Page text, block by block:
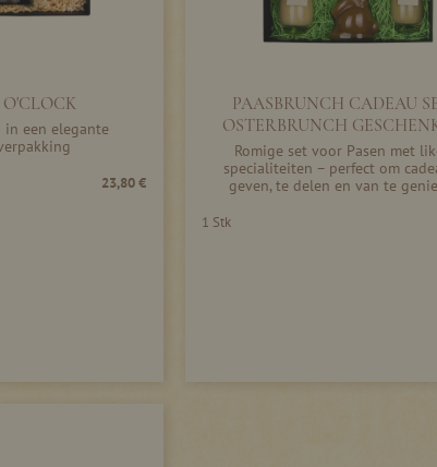
in een elegante
23,80 €
PAASBRUNCH CADEAU
OSTERBRUNCH
Romige set voor Pasen met
specialiteiten – perfect om
geven, te delen en van te
1 Stk